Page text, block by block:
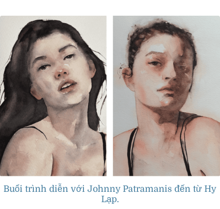
Các sản phẩm
Sự kiện
Blog
Tài nguyên
Tìm một nhà bán lẻ
Liên hệ với chúng tôi
Buổi trình diễn với Johnny Patramanis đến từ Hy
Lạp.